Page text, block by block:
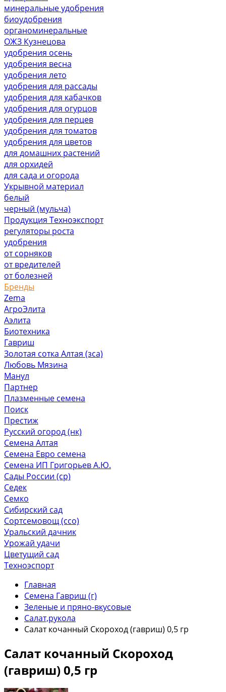
минеральные удобрения
биоудобрения
органоминеральные
ОЖЗ Кузнецова
удобрения осень
удобрения весна
удобрения лето
удобрения для рассады
удобрения для кабачков
удобрения для огурцов
удобрения для перцев
удобрения для томатов
удобрения для цветов
для домашних растений
для орхидей
для сада и огорода
Укрывной материал
белый
черный (мульча)
Продукция Техноэкспорт
регуляторы роста
удобрения
от сорняков
от вредителей
от болезней
Бренды
Zema
АгроЭлита
Аэлита
Биотехника
Гавриш
Золотая сотка Алтая (зса)
Любовь Мязина
Манул
Партнер
Плазменные семена
Поиск
Престиж
Русский огород (нк)
Семена Алтая
Семена Евро семена
Семена ИП Григорьев А.Ю.
Сады России (ср)
Седек
Семко
Сибирский сад
Сортсемовощ (ссо)
Уральский дачник
Урожай удачи
Цветущий сад
Техноэспорт
Главная
Семена Гавриш (г)
Зеленые и пряно-вкусовые
Салат,рукола
Салат кочанный Скороход (гавриш) 0,5 гр
Салат кочанный Скороход
(гавриш) 0,5 гр